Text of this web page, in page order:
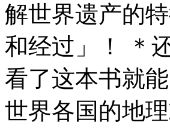
解世界遗产的
和经过」！ ＊
看了这本书就
世界各国的地